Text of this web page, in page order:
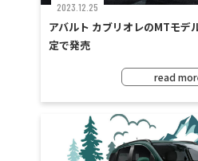
2023.12.25
アバルト カブリオレのMTモ
定で発売
read